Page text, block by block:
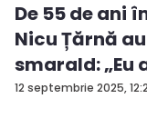
12 septembrie 2025,
De 55 de ani
Nicu Țărnă
smarald: „Eu